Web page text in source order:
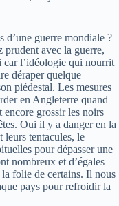
d’une guerre mondiale ?
prudent avec la guerre,
car l’idéologie qui nourrit
déraper quelque
piédestal. Les mesures
en Angleterre quand
grossir les noirs
Oui il y a danger en la
leurs tentacules, le
pour dépasser une
nombreux et d’égales
folie de certains. Il nous
pays pour refroidir la